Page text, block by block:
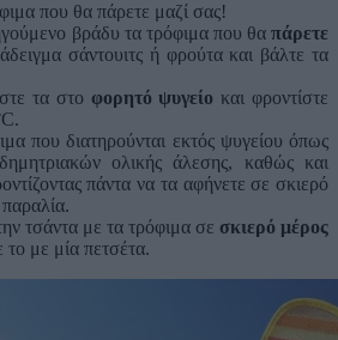
που θα πάρετε μαζί σας!
βράδυ τα τρόφιμα που θαπάρετε
σάντουιτς ή φρούτα και βάλτε τα
τα στο φορητό ψυγείο και φροντίστε
που διατηρούνται εκτός ψυγείου όπως
ολικής άλεσης, καθώς και
πάντα να τα αφήνετε σε σκιερό
τσάντα με τα τρόφιμα σε σκιερό μέρος
το με μία πετσέτα.